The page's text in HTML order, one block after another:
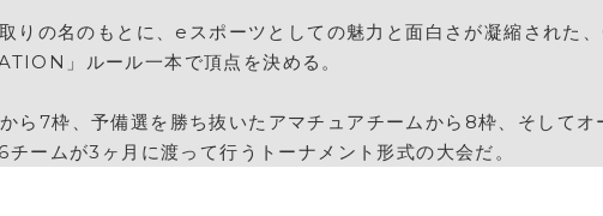
の名のもとに、eスポーツとしての魅力と面白さが凝縮された
」ルール一本で頂点を決める。
ら7枠、予備選を勝ち抜いたアマチュアチームから8枠、そしてオ
ームが3ヶ月に渡って行うトーナメント形式の大会だ。